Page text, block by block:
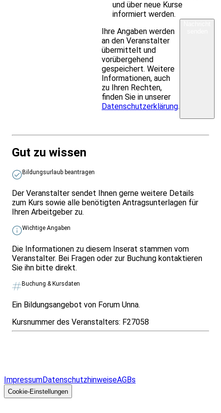
und über neue Kurse
informiert werden.
Ihre Angaben werden
an den Veranstalter
übermittelt und
vorübergehend
gespeichert. Weitere
Informationen, auch
zu Ihren Rechten,
finden Sie in unserer
Datenschutzerklärung.
Gut zu wissen
Bildungsurlaub beantragen
Der Veranstalter sendet Ihnen gerne weitere Details
zum Kurs sowie alle benötigten Antragsunterlagen für
Ihren Arbeitgeber zu.
Wichtige Angaben
Die Informationen zu diesem Inserat stammen vom
Veranstalter. Bei Fragen oder zur Buchung kontaktieren
Sie ihn bitte direkt.
Buchung & Kursdaten
Ein Bildungsangebot von Forum Unna.
Kursnummer des Veranstalters: F27058
ImpressumDatenschutzhinweiseAGBs
Cookie-Einstellungen